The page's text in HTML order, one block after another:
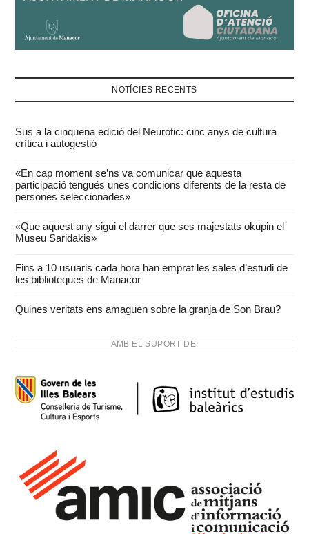
NOTÍCIES RECENTS
Sus a la cinquena edició del Neuròtic: cinc anys de cultura
crítica i autogestió
«En cap moment se’ns va comunicar que aquesta
participació tengués unes condicions diferents de la resta de
persones seleccionades»
«Que aquest any sigui el darrer que ses majestats okupin el
Museu Saridakis»
Fins a 10 usuaris cada hora han emprat les sales d’estudi de
les biblioteques de Manacor
Quines veritats ens amaguen sobre la granja de Son Brau?
AMB EL SUPORT DE: